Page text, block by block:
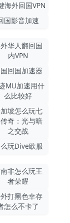
海外回国VPN
国影音加速
华人翻回国
内VPN
回国加速器
MU加速用什
么比较好
坡怎么玩七
奇：光与暗
之交战
玩Dive欧服
非怎么玩王
者荣耀
打黑色幸存
怎么不卡了